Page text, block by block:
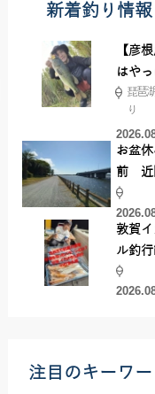
新着釣り情報
【彦
はや
バー撃
【
ッチ】
琵琶
り
お盆
前 近
釣り場
てきま
敦賀
ル釣
丸様 釣り方で
釣果が
注目のキーワ